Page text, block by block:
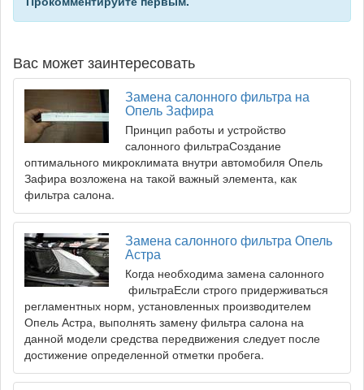
Вас может заинтересовать
Замена салонного фильтра на
Опель Зафира
Принцип работы и устройство
салонного фильтраСоздание
оптимального микроклимата внутри автомобиля Опель
Зафира возложена на такой важный элемента, как
фильтра салона.
Замена салонного фильтра Опель
Астра
Когда необходима замена салонного
фильтраЕсли строго придерживаться
регламентных норм, установленных производителем
Опель Астра, выполнять замену фильтра салона на
данной модели средства передвижения следует после
достижение определенной отметки пробега.